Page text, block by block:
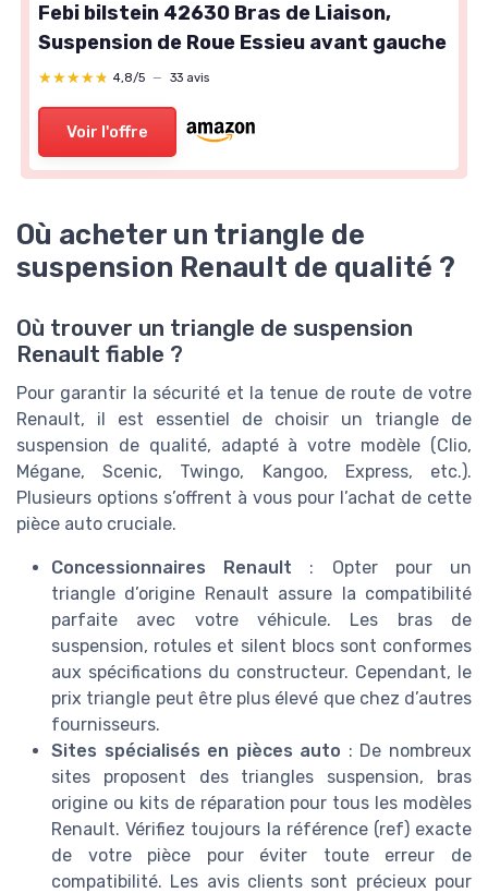
Febi bilstein 42630 Bras de Liaison,
Suspension de Roue Essieu avant gauche
★★★★★
★★★★★ 4,8/5 — 33 avis
Voir l'offre
Où acheter un triangle de
suspension Renault de qualité ?
Où trouver un triangle de suspension
Renault fiable ?
Pour garantir la sécurité et la tenue de route de votre
Renault, il est essentiel de choisir un triangle de
suspension de qualité, adapté à votre modèle (Clio,
Mégane, Scenic, Twingo, Kangoo, Express, etc.).
Plusieurs options s’offrent à vous pour l’achat de cette
pièce auto cruciale.
Concessionnaires Renault : Opter pour un
triangle d’origine Renault assure la compatibilité
parfaite avec votre véhicule. Les bras de
suspension, rotules et silent blocs sont conformes
aux spécifications du constructeur. Cependant, le
prix triangle peut être plus élevé que chez d’autres
fournisseurs.
Sites spécialisés en pièces auto : De nombreux
sites proposent des triangles suspension, bras
origine ou kits de réparation pour tous les modèles
Renault. Vérifiez toujours la référence (ref) exacte
de votre pièce pour éviter toute erreur de
compatibilité. Les avis clients sont précieux pour